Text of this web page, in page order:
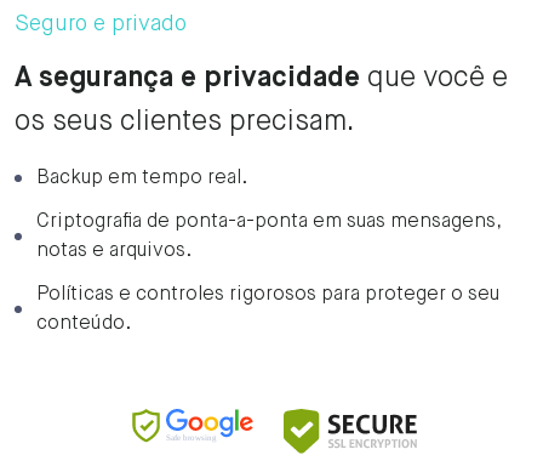
Seguro e privado
A segurança e privacidade que você e
os seus clientes precisam.
Backup em tempo real.
Criptografia de ponta-a-ponta em suas mensagens,
notas e arquivos.
Políticas e controles rigorosos para proteger o seu
conteúdo.